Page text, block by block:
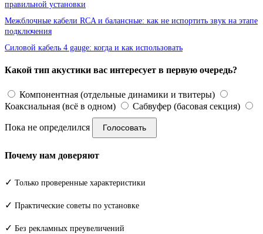
правильной установки
Межблочные кабели RCA и балансные: как не испортить звук на этапе
подключения
Силовой кабель 4 gauge: когда и как использовать
Какой тип акустики вас интересует в первую очередь?
Компонентная (отдельные динамики и твитеры)
Коаксиальная (всё в одном)
Сабвуфер (басовая секция)
Пока не определился Голосовать
Почему нам доверяют
✓ Только проверенные характеристики
✓ Практические советы по установке
✓ Без рекламных преувеличений